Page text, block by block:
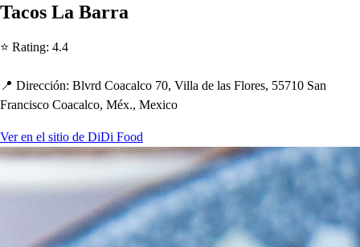
Tacos La Barra
⭐ Rating: 4.4
📍 Dirección: Blvrd Coacalco 70, Villa de las Flores, 55710 San
Francisco Coacalco, Méx., Mexico
Ver en el sitio de DiDi Food